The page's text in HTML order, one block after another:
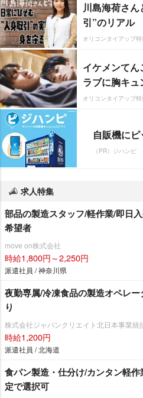
川島海荷さ
引”のリアル
オリコンタイアップ特
イケメンて
ラブに胸キュ
オリコンタイアップ特
自販機に
（PR）ジハンピ
求人特集
部品の製造スタッフ/軽作業/即日
希望者
move on株式会社
時給1,800円～2,250円
派遣社員 / 神奈川県
夜勤専属/冷凍食品の製造オペレ
り
株式会社ジャパンクリエイト北日本事業統
時給1,200円
派遣社員 / 北海道
食パン製造・仕分け/カンタン軽
定で選択可